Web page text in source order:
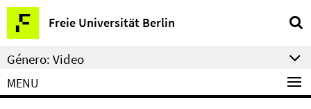
Springe
direkt
zu
Inhalt
Freie Universität Berlin
Herramientas
de
navegación
Género: Video
MENU